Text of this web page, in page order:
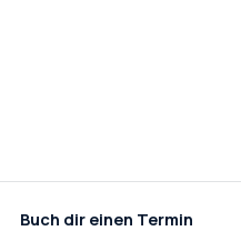
Buch dir einen Termin